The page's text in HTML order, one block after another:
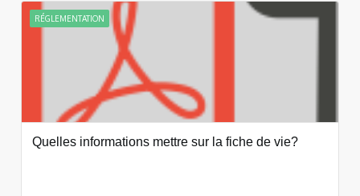
RÉGLEMENTATION
Quelles informations mettre sur la fiche de vie?